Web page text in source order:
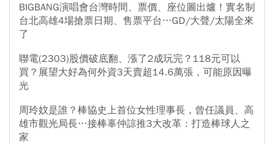
BIGBANG演唱會台灣時間、票價、座位圖出爐！實名制
台北高雄4場搶票日期、售票平台…GD/大聲/太陽全來
了
聯電(2303)股價破底翻、漲了2成玩完？118元可以
買？展望大好為何外資3天賣超14.6萬張，可能原因曝
光
周玲妏是誰？棒協史上首位女性理事長，曾任議員、高
雄市觀光局長…接棒辜仲諒推3大改革：打造棒球人之
家